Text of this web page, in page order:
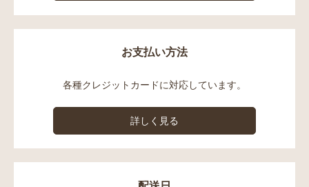
お支払い方法
各種クレジットカードに対応しています。
詳しく見る